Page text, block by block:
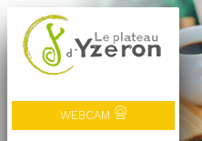
WEBCAM